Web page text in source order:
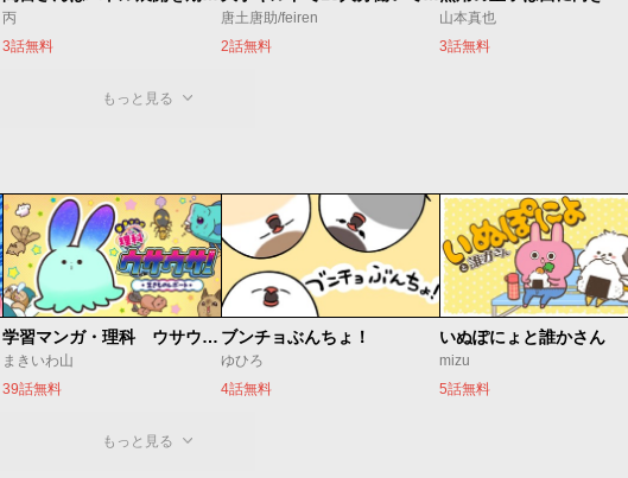
丙
3話無料
唐土唐助/feiren
2話無料
山本真也
3話無料
もっと見る
学習マンガ・理科 ウサウサ！
まきいわ山
39話無料
ブンチョぶんちょ！
ゆひろ
4話無料
いぬぽにょと誰かさん
mizu
5話無料
もっと見る